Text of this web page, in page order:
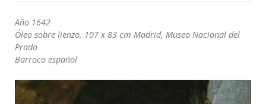
Año 1642
Óleo sobre lienzo, 107 x 83 cm Madrid, Museo Nacional del
Prado
Barroco español